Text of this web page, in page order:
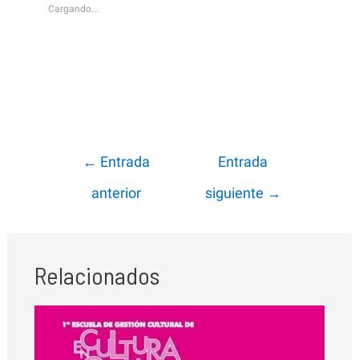
Cargando...
Navegación
← Entrada
anterior
Entrada
siguiente →
Relacionados